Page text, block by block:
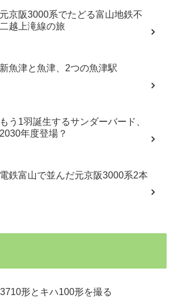
元京阪3000系でたどる富山地鉄不
二越上滝線の旅
新魚津と魚津、2つの魚津駅
もう1羽誕生するサンダーバード、
2030年度登場？
電鉄富山で並んだ元京阪3000系2本
形とキハ100形を撮る